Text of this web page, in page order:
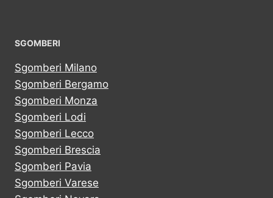
SGOMBERI
Sgomberi Milano
Sgomberi Bergamo
Sgomberi Monza
Sgomberi Lodi
Sgomberi Lecco
Sgomberi Brescia
Sgomberi Pavia
Sgomberi Varese